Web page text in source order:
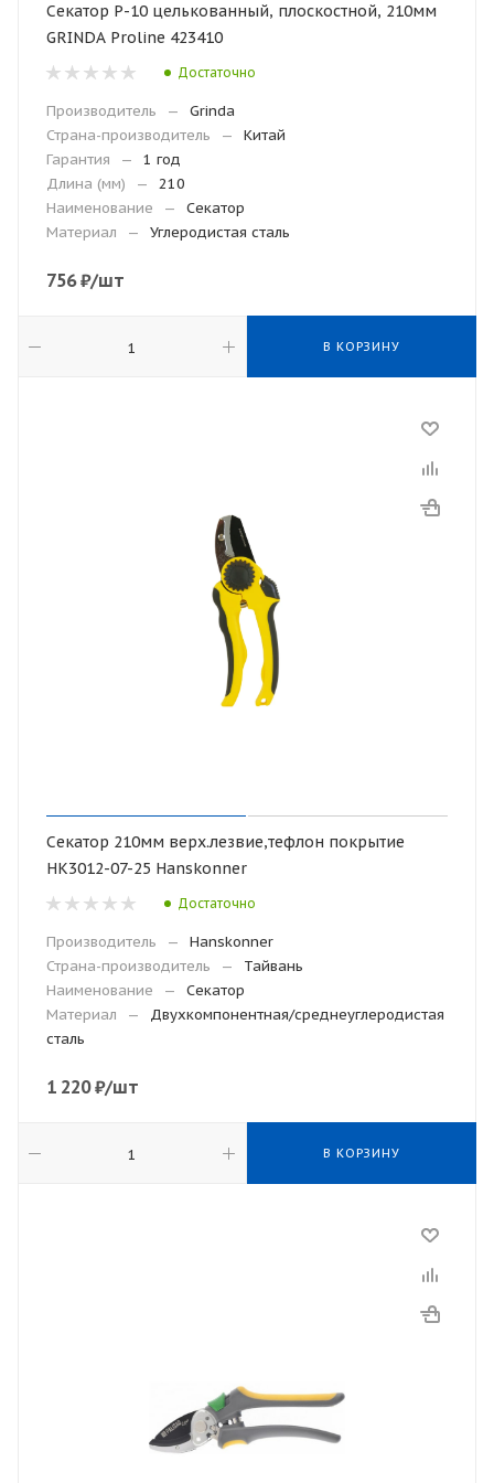
Секатор Р-10 целькованный, плоскостной, 210мм
GRINDA Proline 423410
Достаточно
Производитель —
Grinda
Страна-производитель
—
Китай
Гарантия
—
1 год
Длина (мм)
—
210
Наименование
—
Секатор
Материал
— Углеродистая сталь
756₽/шт
В КОРЗИНУ
Секатор 210мм верх.лезвие,тефлон покрытие
НК3012-07-25 Hanskonner
Достаточно
Производитель —
Hanskonner
Страна-производитель
—
Тайвань
Наименование
—
Секатор
Материал
—
Двухкомпонентная/среднеуглеродистая
сталь
1 220₽/шт
В КОРЗИНУ